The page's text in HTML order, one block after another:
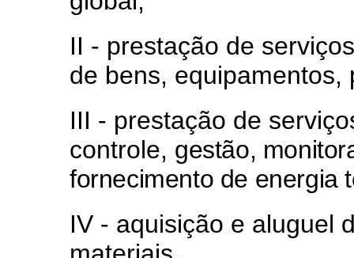
II - prestação de
de bens, equipamentos,
III - prestação de
controle, gestão,
fornecimento de energia
IV - aquisição e aluguel